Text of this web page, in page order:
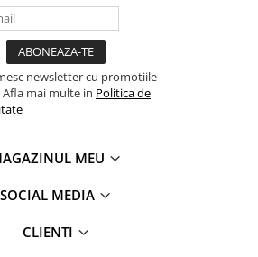
newsletter cu promotiile
mai multe in Politica de
MEU
SOCIAL MEDIA
CLIENTI